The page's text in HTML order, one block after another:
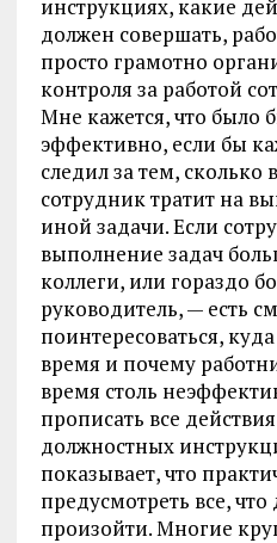
инструкциях, какие
должен совершать,
просто грамотно
контроля за работой
Мне кажется, что было
эффективно, если бы
следил за тем, сколько
сотрудник тратит на
иной задачи. Если
выполнение задач
коллеги, или гораздо
руководитель, — есть
поинтересоваться,
время и почему
время столь
прописать все
должностных
показывает, что
предусмотреть все,
произойти. Многие